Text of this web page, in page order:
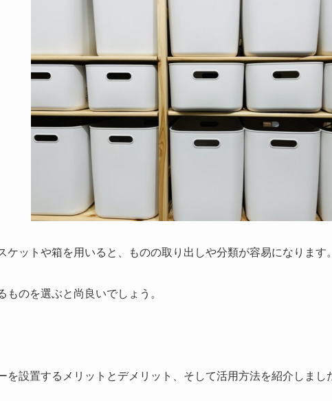
ケットや箱を用いると、ものの取り出しや分類が容易になります。
ものを選ぶと尚良いでしょう。
を設置するメリットとデメリット、そして活用方法を紹介しまし